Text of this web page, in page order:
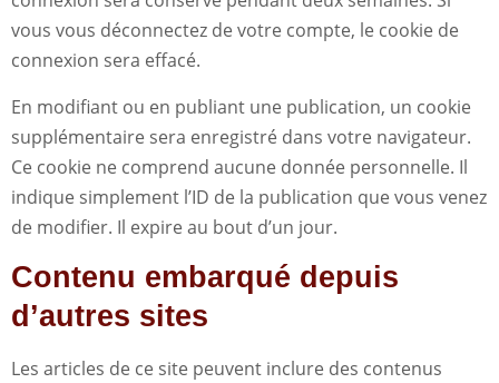
vous vous déconnectez de votre compte, le cookie de
connexion sera effacé.
En modifiant ou en publiant une publication, un cookie
supplémentaire sera enregistré dans votre navigateur.
Ce cookie ne comprend aucune donnée personnelle. Il
indique simplement l’ID de la publication que vous venez
de modifier. Il expire au bout d’un jour.
Contenu embarqué depuis
d’autres sites
Les articles de ce site peuvent inclure des contenus